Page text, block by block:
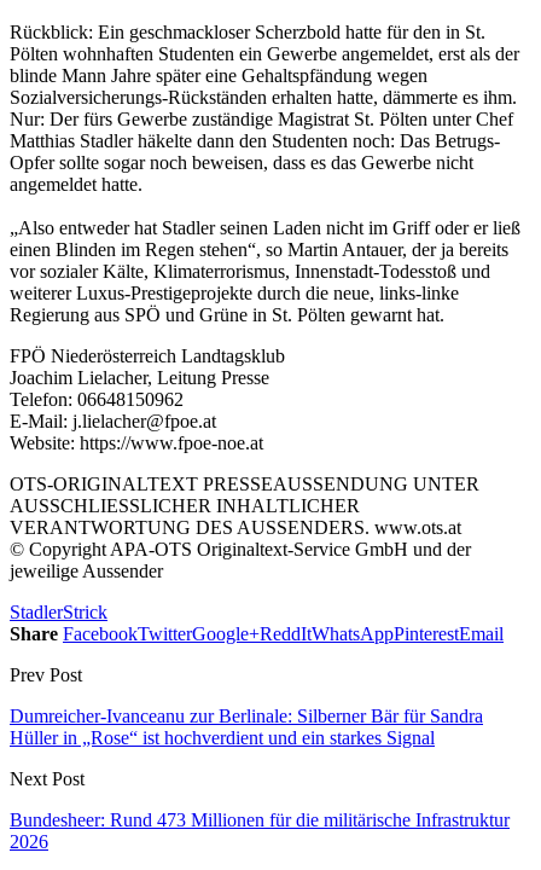
Rückblick: Ein geschmackloser Scherzbold hatte für den in St.
Pölten wohnhaften Studenten ein Gewerbe angemeldet, erst als der
blinde Mann Jahre später eine Gehaltspfändung wegen
Sozialversicherungs-Rückständen erhalten hatte, dämmerte es ihm.
Nur: Der fürs Gewerbe zuständige Magistrat St. Pölten unter Chef
Matthias Stadler häkelte dann den Studenten noch: Das Betrugs-
Opfer sollte sogar noch beweisen, dass es das Gewerbe nicht
angemeldet hatte.
„Also entweder hat Stadler seinen Laden nicht im Griff oder er ließ
einen Blinden im Regen stehen“, so Martin Antauer, der ja bereits
vor sozialer Kälte, Klimaterrorismus, Innenstadt-Todesstoß und
weiterer Luxus-Prestigeprojekte durch die neue, links-linke
Regierung aus SPÖ und Grüne in St. Pölten gewarnt hat.
FPÖ Niederösterreich Landtagsklub
Joachim Lielacher, Leitung Presse
Telefon: 06648150962
E-Mail: j.lielacher@fpoe.at
Website: https://www.fpoe-noe.at
OTS-ORIGINALTEXT PRESSEAUSSENDUNG UNTER
AUSSCHLIESSLICHER INHALTLICHER
VERANTWORTUNG DES AUSSENDERS. www.ots.at
© Copyright APA-OTS Originaltext-Service GmbH und der
jeweilige Aussender
StadlerStrick
Share FacebookTwitterGoogle+ReddItWhatsAppPinterestEmail
Prev Post
Dumreicher-Ivanceanu zur Berlinale: Silberner Bär für Sandra
Hüller in „Rose“ ist hochverdient und ein starkes Signal
Next Post
Bundesheer: Rund 473 Millionen für die militärische Infrastruktur
2026